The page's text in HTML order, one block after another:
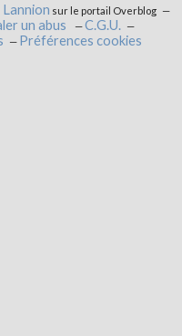
sur le portail Overblog
un abus
C.G.U.
Préférences cookies